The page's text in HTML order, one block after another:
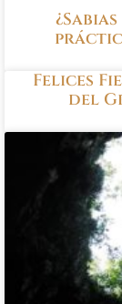
Felices
del